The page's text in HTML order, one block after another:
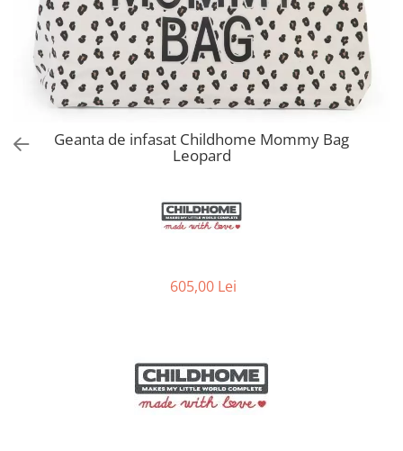
Consultanta Instalare
Jucarii de Sortare
Jucarii de tras
Jucarii din plus
Jucarii muzicale
Jucarii pentru baie
PAPUSI
Geanta de infasat Childhome Mommy Bag
Leopard
605,00 Lei